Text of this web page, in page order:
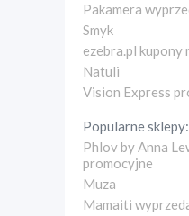
Pakamera
Smyk
ezebra.pl kupony
Natuli
Vision Express
Popularne sklepy:
Phlov by Anna
promocyjne
Muza
Mamaiti